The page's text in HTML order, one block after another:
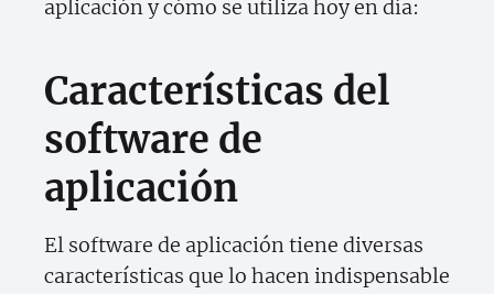
aplicación y cómo se utiliza hoy en día:
Características del
software de
aplicación
El software de aplicación tiene diversas
características que lo hacen indispensable